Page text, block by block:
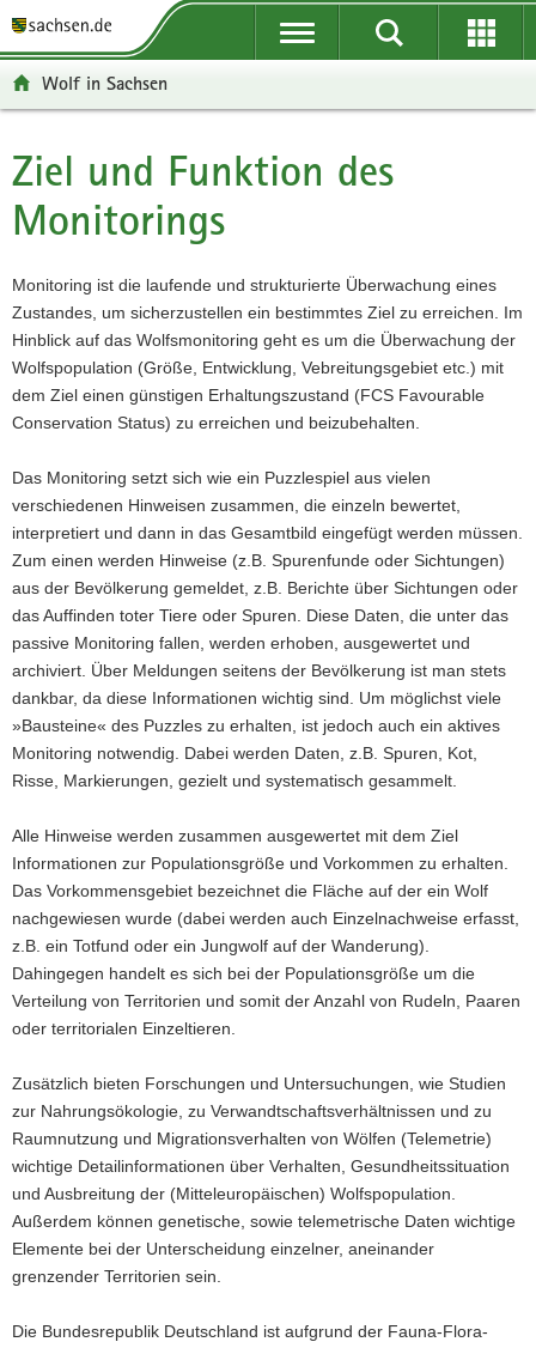
t
ü
b
e
g
r
e
i
f
e
d
e
N
a
v
i
g
a
t
i
o
n
t
n
a
v
g
a
t
i
o
n
p
n
h
a
t
t
e
I
n
o
r
m
a
t
i
n
t
-
B
e
e
i
c
h
Wolf in Sachsen
Hauptinhalt
Ziel und Funktion des
Monitorings
Monitoring ist die laufende und strukturierte Überwachung eines
Zustandes, um sicherzustellen ein bestimmtes Ziel zu erreichen. Im
Hinblick auf das Wolfsmonitoring geht es um die Überwachung der
Wolfspopulation (Größe, Entwicklung, Vebreitungsgebiet etc.) mit
dem Ziel einen günstigen Erhaltungszustand (FCS Favourable
Conservation Status) zu erreichen und beizubehalten.
Das Monitoring setzt sich wie ein Puzzlespiel aus vielen
verschiedenen Hinweisen zusammen, die einzeln bewertet,
interpretiert und dann in das Gesamtbild eingefügt werden müssen.
Zum einen werden Hinweise (z.B. Spurenfunde oder Sichtungen)
aus der Bevölkerung gemeldet, z.B. Berichte über Sichtungen oder
das Auffinden toter Tiere oder Spuren. Diese Daten, die unter das
passive Monitoring fallen, werden erhoben, ausgewertet und
archiviert. Über Meldungen seitens der Bevölkerung ist man stets
dankbar, da diese Informationen wichtig sind. Um möglichst viele
»Bausteine« des Puzzles zu erhalten, ist jedoch auch ein aktives
Monitoring notwendig. Dabei werden Daten, z.B. Spuren, Kot,
Risse, Markierungen, gezielt und systematisch gesammelt.
Alle Hinweise werden zusammen ausgewertet mit dem Ziel
Informationen zur Populationsgröße und Vorkommen zu erhalten.
Das Vorkommensgebiet bezeichnet die Fläche auf der ein Wolf
nachgewiesen wurde (dabei werden auch Einzelnachweise erfasst,
z.B. ein Totfund oder ein Jungwolf auf der Wanderung).
Dahingegen handelt es sich bei der Populationsgröße um die
Verteilung von Territorien und somit der Anzahl von Rudeln, Paaren
oder territorialen Einzeltieren.
Zusätzlich bieten Forschungen und Untersuchungen, wie Studien
zur Nahrungsökologie, zu Verwandtschaftsverhältnissen und zu
Raumnutzung und Migrationsverhalten von Wölfen (Telemetrie)
wichtige Detailinformationen über Verhalten, Gesundheitssituation
und Ausbreitung der (Mitteleuropäischen) Wolfspopulation.
Außerdem können genetische, sowie telemetrische Daten wichtige
Elemente bei der Unterscheidung einzelner, aneinander
grenzender Territorien sein.
Die Bundesrepublik Deutschland ist aufgrund der Fauna-Flora-